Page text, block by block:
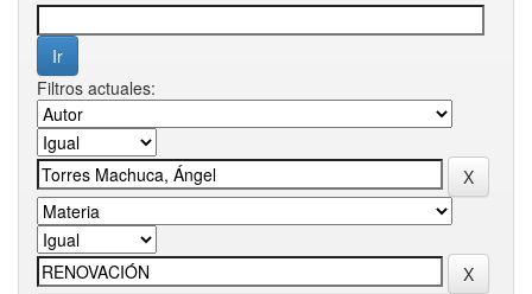
Filtros actuales: